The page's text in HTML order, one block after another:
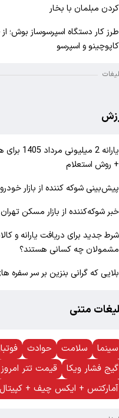
کردن مبلمان با بخار
طرز کار دستگاه اسپرسوساز بوش؛
کاپوچینو و اسپرسو
یارانه 2
+ روش استعلام
پیش‌بینی شوکه کننده از بازار
خبر شوکه‌کننده از بازار مسکن تهران
شرط جدید برای دریافت یارانه و
مشمولان چه کسانی هستند؟
بلایی که گرانی بنزین بر سر سفره
متنی
سینما سلامت حوادث
گیج فشار ویکا
قیمت تتر امروز
آمارکتس + ایکس چیف +